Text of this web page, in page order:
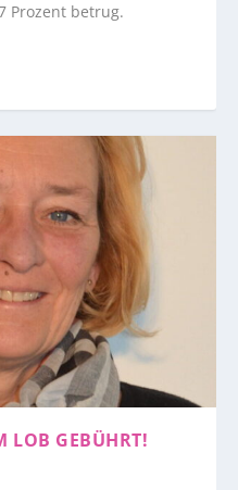
Prozent betrug.
LOB GEBÜHRT!